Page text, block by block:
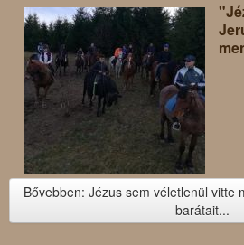
Bővebben: Jézus sem véletlenül vitte
barátait...